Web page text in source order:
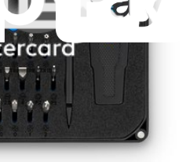
45 minutes - 3
Difficulty:
Modérée